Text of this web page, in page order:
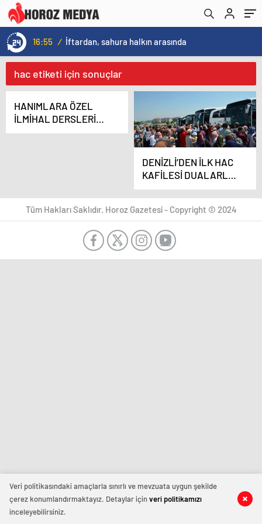
16:55 / İftardan, sahura halkın arasında
hac etiketi için sonuçlar
HANIMLARA ÖZEL
İLMİHAL DERSLERİ
BAŞLADI
DENİZLİ’DEN İLK HAC
KAFİLESİ DUALARLA
KUTSAL
TOPRAKLARA
UĞURLANDI
Tüm Hakları Saklıdır. Horoz Gazetesi - Copyright © 2024
Veri politikasındaki amaçlarla sınırlı ve mevzuata uygun şekilde
çerez konumlandırmaktayız. Detaylar içinveri politikamızı
inceleyebilirsiniz.